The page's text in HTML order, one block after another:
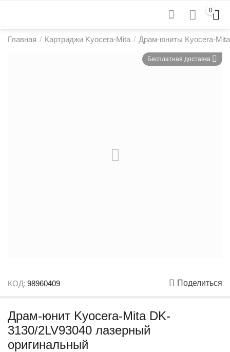
0
Главная / Картриджи Kyocera-Mita / Драм-юниты Kyocera-Mita
Бесплатная доставка
КОД: 98960409 Поделиться
Драм-юнит Kyocera-Mita DK-
3130/2LV93040 лазерный
оригинальный